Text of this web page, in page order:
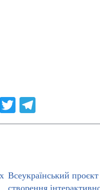
Fa T
wi le
m
ветеранів України:
Всеукраїнський
створення